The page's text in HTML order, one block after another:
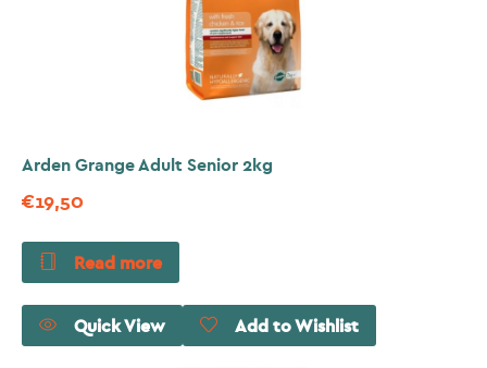
Arden Grange Adult Senior 2kg
€19,50
Read more
Quick View Add to Wishlist